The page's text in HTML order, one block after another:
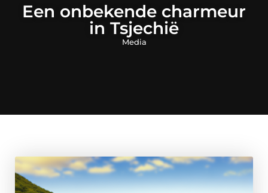
Een onbekende charmeur
in Tsjechië
Media